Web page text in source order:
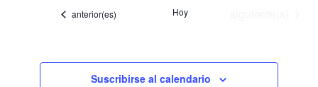
Eventos
anterior(es) Hoy
Suscribirse al calendario